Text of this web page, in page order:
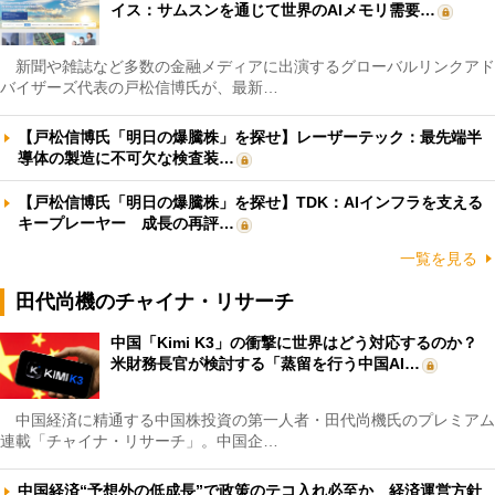
イス：サムスンを通じて世界のAIメモリ需要…
新聞や雑誌など多数の金融メディアに出演するグローバルリンクアド
バイザーズ代表の戸松信博氏が、最新…
【戸松信博氏「明日の爆騰株」を探せ】レーザーテック：最先端半
導体の製造に不可欠な検査装…
【戸松信博氏「明日の爆騰株」を探せ】TDK：AIインフラを支える
キープレーヤー 成長の再評…
一覧を見る
田代尚機のチャイナ・リサーチ
中国「Kimi K3」の衝撃に世界はどう対応するのか？
米財務長官が検討する「蒸留を行う中国AI…
中国経済に精通する中国株投資の第一人者・田代尚機氏のプレミアム
連載「チャイナ・リサーチ」。中国企…
中国経済“予想外の低成長”で政策のテコ入れ必至か 経済運営方針